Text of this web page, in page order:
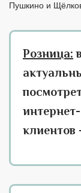
Пушкино и
Розница:
клиентов